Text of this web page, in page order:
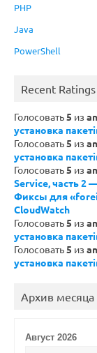
PHP
Java
PowerShell
Recent Ratings
Голосовать5 из
установка
Голосовать5 из
установка
Голосовать5 из
Service, часть 2
Фиксы для
CloudWatch
Голосовать5 из
установка
Голосовать5 из
установка
Архив месяца
Август 2026